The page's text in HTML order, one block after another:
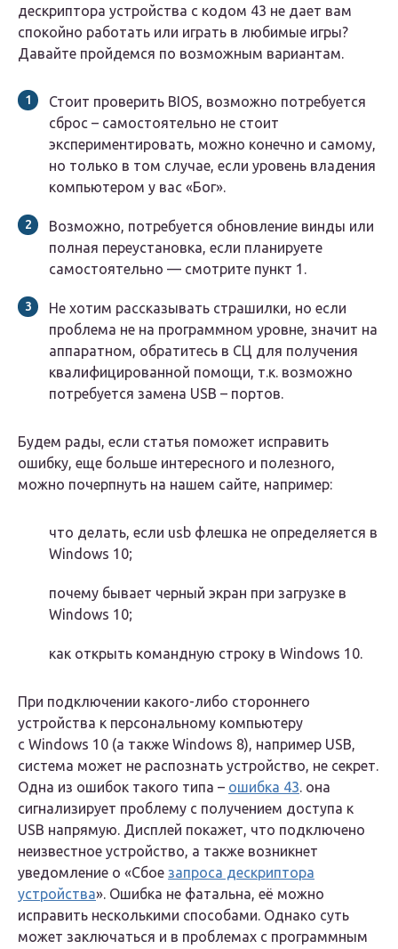
дескриптора устройства с кодом 43 не дает вам
спокойно работать или играть в любимые игры?
Давайте пройдемся по возможным вариантам.
Стоит проверить BIOS, возможно потребуется
сброс – самостоятельно не стоит
экспериментировать, можно конечно и самому,
но только в том случае, если уровень владения
компьютером у вас «Бог».
Возможно, потребуется обновление винды или
полная переустановка, если планируете
самостоятельно — смотрите пункт 1.
Не хотим рассказывать страшилки, но если
проблема не на программном уровне, значит на
аппаратном, обратитесь в СЦ для получения
квалифицированной помощи, т.к. возможно
потребуется замена USB – портов.
Будем рады, если статья поможет исправить
ошибку, еще больше интересного и полезного,
можно почерпнуть на нашем сайте, например:
что делать, если usb флешка не определяется в
Windows 10;
почему бывает черный экран при загрузке в
Windows 10;
как открыть командную строку в Windows 10.
При подключении какого-либо стороннего
устройства к персональному компьютеру
с Windows 10 (а также Windows 8), например USB,
система может не распознать устройство, не секрет.
Одна из ошибок такого типа – ошибка 43. она
сигнализирует проблему с получением доступа к
USB напрямую. Дисплей покажет, что подключено
неизвестное устройство, а также возникнет
уведомление о «Сбое запроса дескриптора
устройства». Ошибка не фатальна, её можно
исправить несколькими способами. Однако суть
может заключаться и в проблемах с программным